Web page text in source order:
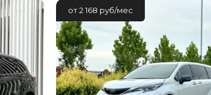
от 2 168 руб/мес